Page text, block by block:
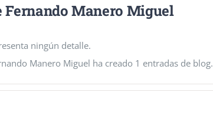
Fernando Manero Miguel
ningún detalle.
Manero Miguel ha creado 1 entradas de blog.